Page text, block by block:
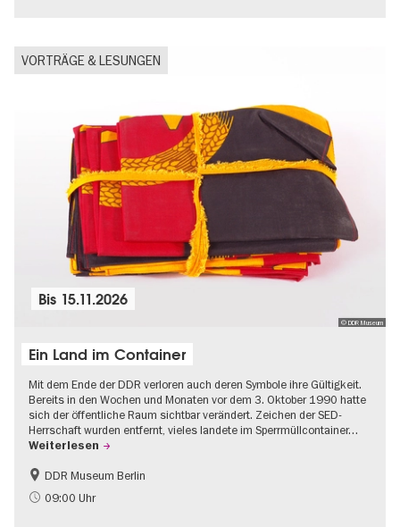
VORTRÄGE & LESUNGEN
© DDR Museum
Bis 15.11.2026
Ein Land im Container
Mit dem Ende der DDR verloren auch deren Symbole ihre Gültigkeit.
Bereits in den Wochen und Monaten vor dem 3. Oktober 1990 hatte
sich der öffentliche Raum sichtbar verändert. Zeichen der SED-
Herrschaft wurden entfernt, vieles landete im Sperrmüllcontainer…
Weiterlesen
DDR-Geschichte
Politik & Gesellschaft
DDR Museum Berlin
09:00 Uhr